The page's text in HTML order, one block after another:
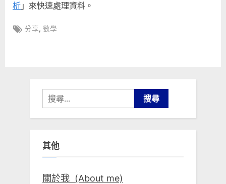
析 」來快速處理資料。
Tags:
分享,數學
搜
尋
關
字:
其他
關於我 (About me)